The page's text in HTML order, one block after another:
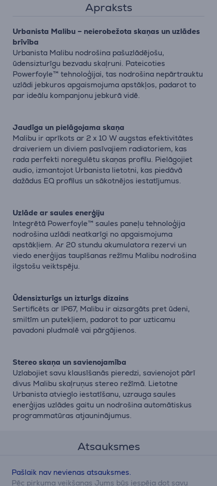
Apraksts
Urbanista Malibu – neierobežota skaņas un uzlādes
brīvība
Urbanista Malibu nodrošina pašuzlādējošu,
ūdensizturīgu bezvadu skaļruni. Pateicoties
Powerfoyle™ tehnoloģijai, tas nodrošina nepārtrauktu
uzlādi jebkuros apgaismojuma apstākļos, padarot to
par ideālu kompanjonu jebkurā vidē.
Jaudīga un pielāgojama skaņa
Malibu ir aprīkots ar 2 x 10 W augstas efektivitātes
draiveriem un diviem pasīvajiem radiatoriem, kas
rada perfekti noregulētu skaņas profilu. Pielāgojiet
audio, izmantojot Urbanista lietotni, kas piedāvā
dažādus EQ profilus un sākotnējos iestatījumus.
Uzlāde ar saules enerģiju
Integrētā Powerfoyle™ saules paneļu tehnoloģija
nodrošina uzlādi neatkarīgi no apgaismojuma
apstākļiem. Ar 20 stundu akumulatora rezervi un
viedo enerģijas taupīšanas režīmu Malibu nodrošina
ilgstošu veiktspēju.
Ūdensizturīgs un izturīgs dizains
Sertificēts ar IP67, Malibu ir aizsargāts pret ūdeni,
smiltīm un putekļiem, padarot to par uzticamu
pavadoni pludmalē vai pārgājienos.
Stereo skaņa un savienojamība
Uzlabojiet savu klausīšanās pieredzi, savienojot pārī
divus Malibu skaļruņus stereo režīmā. Lietotne
Urbanista atvieglo iestatīšanu, uzrauga saules
enerģijas uzlādes gaitu un nodrošina automātiskus
programmatūras atjauninājumus.
Atsauksmes
Pašlaik nav nevienas atsauksmes.
Pēc pirkuma veikšanas Jums būs iespēja dot savu